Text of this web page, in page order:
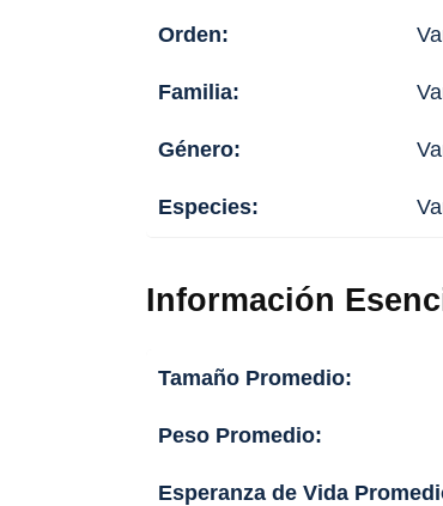
Orden:
Familia:
Género:
Especies:
Información
Tamaño Promedio:
Peso Promedio:
Esperanza de Vida